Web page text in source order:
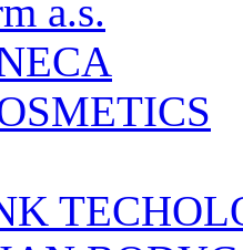
a.s.